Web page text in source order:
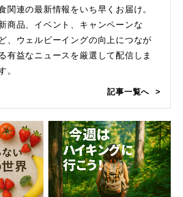
関連の最新情報をいち早くお届け。
商品、イベント、キャンペーンな
ど、ウェルビーイングの向上につなが
有益なニュースを厳選して配信しま
。
記事一覧へ